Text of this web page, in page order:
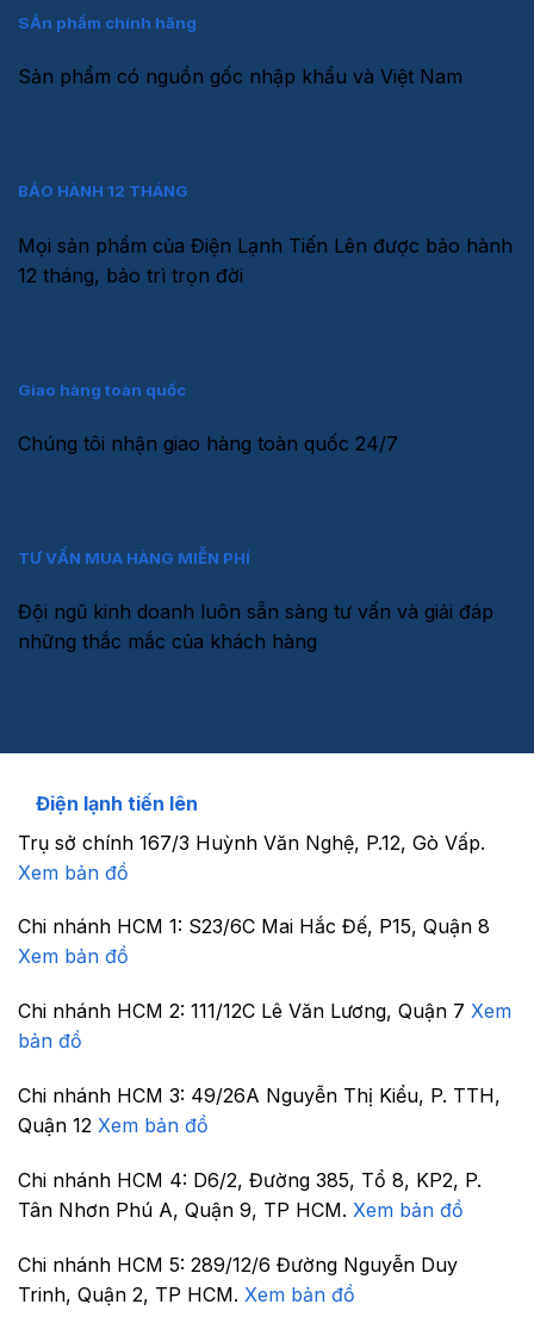
SẢn phẩm chính hãng
Sản phẩm có nguồn gốc nhập khẩu và Việt Nam
BẢO HÀNH 12 THÁNG
Mọi sản phẩm của Điện Lạnh Tiến Lên được bảo hành
12 tháng, bảo trì trọn đời
Giao hàng toàn quốc
Chúng tôi nhận giao hàng toàn quốc 24/7
TƯ VẤN MUA HÀNG MIỄN PHÍ
Đội ngũ kinh doanh luôn sẵn sàng tư vấn và giải đáp
những thắc mắc của khách hàng
Điện lạnh tiến lên
Trụ sở chính 167/3 Huỳnh Văn Nghệ, P.12, Gò Vấp.
Xem bản đồ
Chi nhánh HCM 1: S23/6C Mai Hắc Đế, P15, Quận 8
Xem bản đồ
Chi nhánh HCM 2: 111/12C Lê Văn Lương, Quận 7 Xem
bản đồ
Chi nhánh HCM 3: 49/26A Nguyễn Thị Kiểu, P. TTH,
Quận 12 Xem bản đồ
Chi nhánh HCM 4: D6/2, Đường 385, Tổ 8, KP2, P.
Tân Nhơn Phú A, Quận 9, TP HCM. Xem bản đồ
Chi nhánh HCM 5: 289/12/6 Đường Nguyễn Duy
Trinh, Quận 2, TP HCM. Xem bản đồ